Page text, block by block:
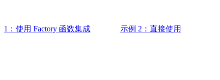
1：使用 Factory 函数集成 示例 2：直接使用